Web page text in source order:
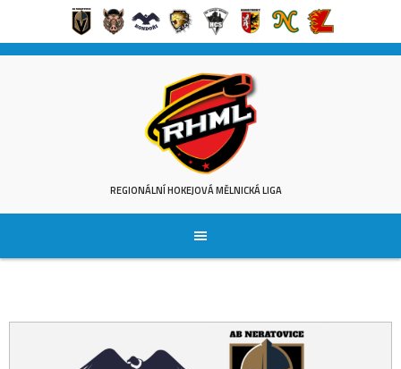
Skip
REGIONÁLNÍ HOKEJOVÁ MĚLNICKÁ LIGA